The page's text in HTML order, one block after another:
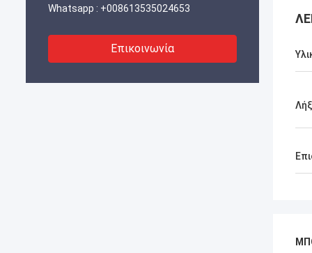
Whatsapp : +008613535024653
Επικοινωνία